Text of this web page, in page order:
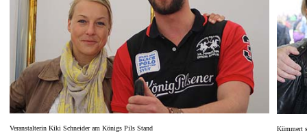
Veranstalterin Kiki Schneider am Königs Pils Stand Kümmert